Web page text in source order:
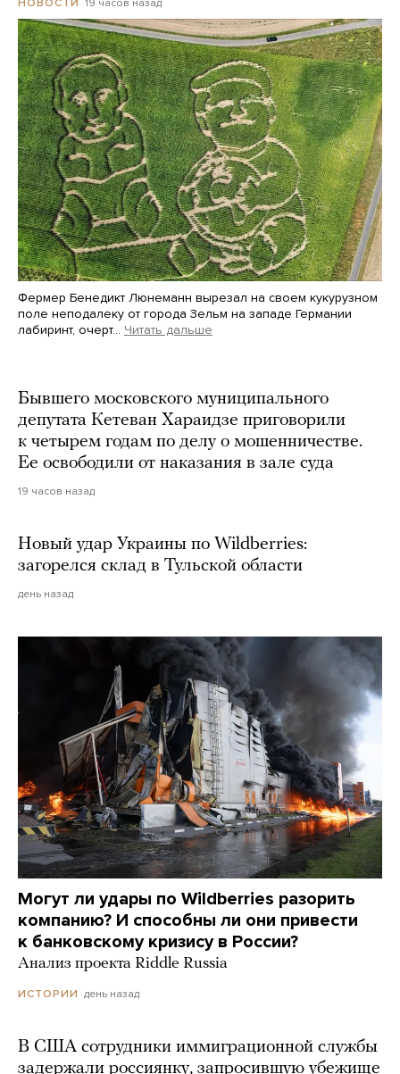
НОВОСТИ 19 часов назад
Фермер Бенедикт Люнеманн вырезал на своем кукурузном
поле неподалеку от города Зельм на западе Германии
лабиринт, очерт… Читать дальше
Бывшего московского муниципального
депутата Кетеван Хараидзе приговорили
к четырем годам по делу о мошенничестве.
Ее освободили от наказания в зале суда
19 часов назад
Новый удар Украины по Wildberries:
загорелся склад в Тульской области
день назад
Могут ли удары по Wildberries разорить
компанию? И способны ли они привести
к банковскому кризису в России?
Анализ проекта Riddle Russia
ИСТОРИИ день назад
В США сотрудники иммиграционной службы
задержали россиянку, запросившую убежище